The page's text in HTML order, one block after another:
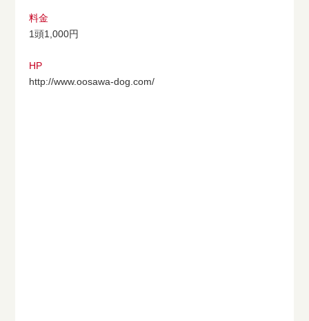
料金
1頭1,000円
HP
http://www.oosawa-dog.com/